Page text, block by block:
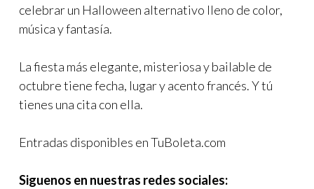
celebrar un Halloween alternativo lleno de color,
música y fantasía.
La fiesta más elegante, misteriosa y bailable de
octubre tiene fecha, lugar y acento francés. Y tú
tienes una cita con ella.
Entradas disponibles en TuBoleta.com
Siguenos en nuestras redes sociales: